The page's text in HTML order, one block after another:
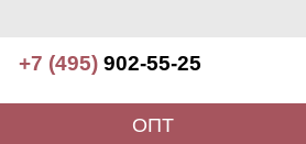
+7 (495) 902-55-25
ОПТ